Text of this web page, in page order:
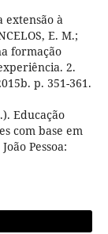
extensão à
E. M.;
formação
2.
p. 351-361.
Educação
com base em
Pessoa: